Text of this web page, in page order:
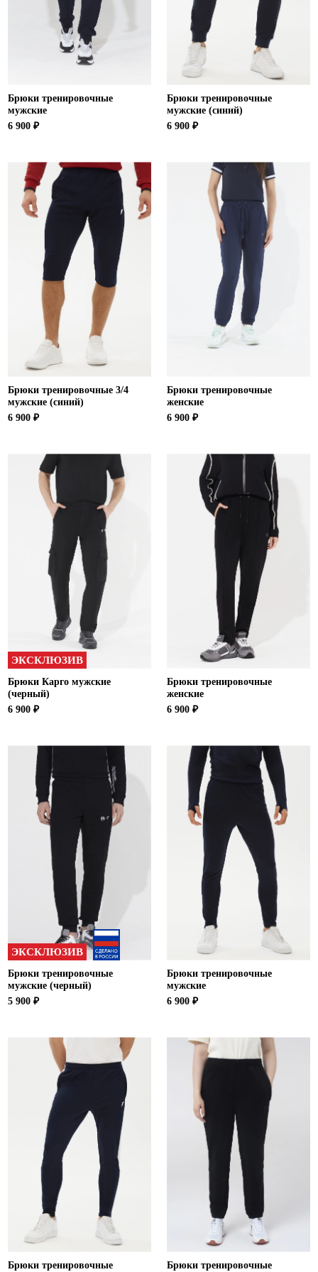
Ханты-Мансийский автономный округ (3)
Челябинская область (2)
Ямало-Ненецкий автономный округ (1)
Брюки тренировочные
мужские
6 900 ₽
Брюки тренировочные
мужские (синий)
6 900 ₽
Брюки тренировочные 3/4
мужские (синий)
6 900 ₽
Брюки тренировочные
женские
6 900 ₽
ЭКСКЛЮЗИВ
Брюки Карго мужские
(черный)
6 900 ₽
Брюки тренировочные
женские
6 900 ₽
ЭКСКЛЮЗИВ
Брюки тренировочные
мужские (черный)
5 900 ₽
Брюки тренировочные
мужские
6 900 ₽
Брюки тренировочные Брюки тренировочные